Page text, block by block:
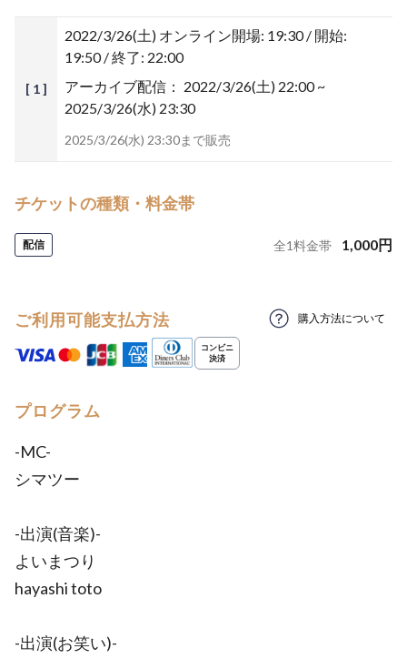
[ 1 ]
2022/3/26(土) オンライン開場: 19:30 / 開始:
19:50 / 終了: 22:00
アーカイブ配信： 2022/3/26(土) 22:00 ~
2025/3/26(水) 23:30
2025/3/26(水) 23:30まで販売
チケットの種類・料金帯
配信 全1料金帯 1,000円
ご利用可能支払方法 購入方法について
プログラム
-MC-
シマツー
-出演(音楽)-
よいまつり
hayashi toto
-出演(お笑い)-